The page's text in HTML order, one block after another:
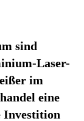
sind
Laser-
im
eine
Investition